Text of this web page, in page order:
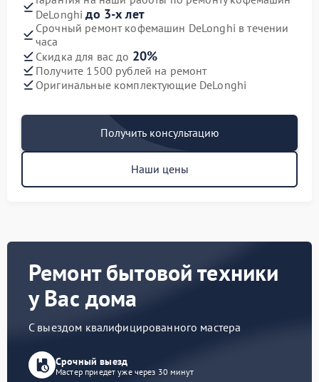
DeLonghiдо 3-х лет
Срочный ремонт кофемашин DeLonghi в течении
часа
Скидка для вас до 20%
Получите 1500 рублей на ремонт
Оригинальные комплектующие DeLonghi
Получить консультацию
Наши цены
Ремонт бытовой техники
у Вас дома
С выездом квалифицированного мастера
Срочный выезд
Мастер приедет уже через 30 минут